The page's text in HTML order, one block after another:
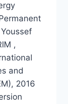
,
and
2016